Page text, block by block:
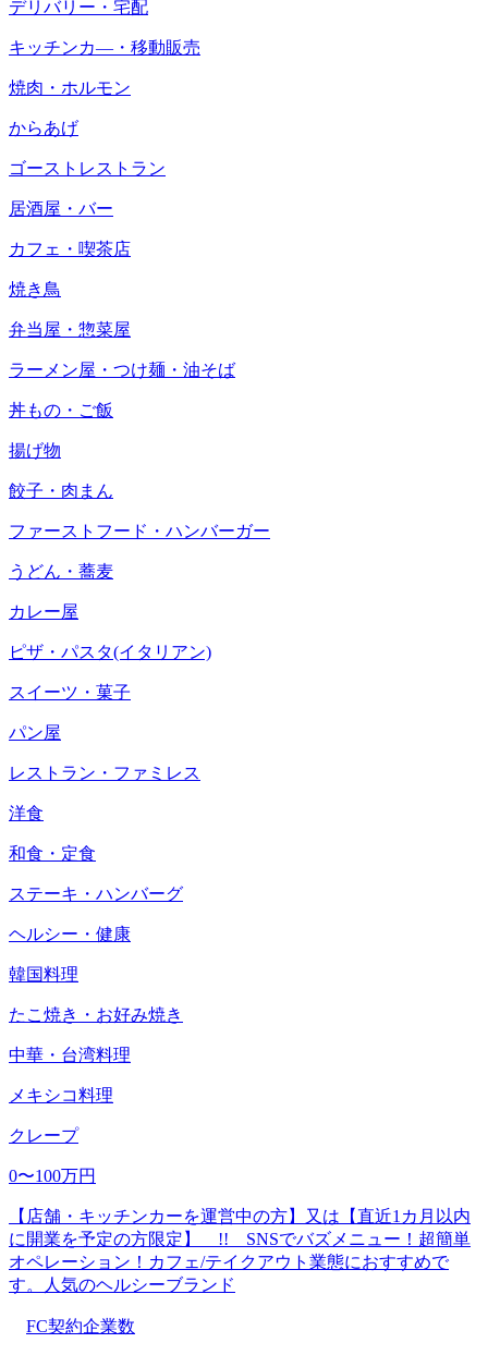
デリバリー・宅配
キッチンカ―・移動販売
焼肉・ホルモン
からあげ
ゴーストレストラン
居酒屋・バー
カフェ・喫茶店
焼き鳥
弁当屋・惣菜屋
ラーメン屋・つけ麺・油そば
丼もの・ご飯
揚げ物
餃子・肉まん
ファーストフード・ハンバーガー
うどん・蕎麦
カレー屋
ピザ・パスタ(イタリアン)
スイーツ・菓子
パン屋
レストラン・ファミレス
洋食
和食・定食
ステーキ・ハンバーグ
ヘルシー・健康
韓国料理
たこ焼き・お好み焼き
中華・台湾料理
メキシコ料理
クレープ
0〜100万円
【店舗・キッチンカーを運営中の方】又は【直近1カ月以内
に開業を予定の方限定】 !! SNSでバズメニュー！超簡単
オペレーション！カフェ/テイクアウト業態におすすめで
す。人気のヘルシーブランド
FC契約企業数